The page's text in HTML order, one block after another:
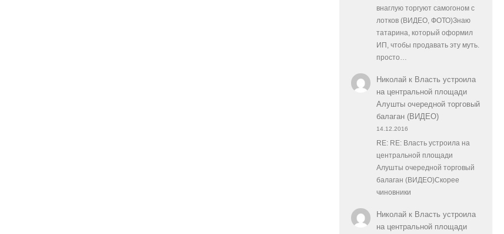
внаглую торгуют самогоном с
лотков (ВИДЕО, ФОТО)Знаю
татарина, который оформил
ИП, чтобы продавать эту муть.
просто…
Николайк Власть устроила
на центральной площади
Алушты очередной торговый
балаган (ВИДЕО)
14.12.2016
RE: RE: Власть устроила на
центральной площади
Алушты очередной торговый
балаган (ВИДЕО)Скорее
чиновники
Николайк Власть устроила
на центральной площади